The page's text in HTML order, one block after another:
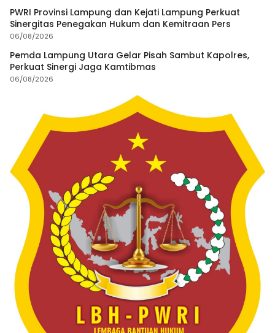
PWRI Provinsi Lampung dan Kejati Lampung Perkuat
Sinergitas Penegakan Hukum dan Kemitraan Pers
06/08/2026
Pemda Lampung Utara Gelar Pisah Sambut Kapolres,
Perkuat Sinergi Jaga Kamtibmas
06/08/2026